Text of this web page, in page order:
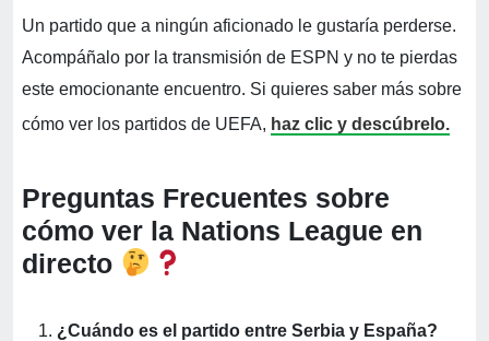
Un partido que a ningún aficionado le gustaría perderse.
Acompáñalo por la transmisión de ESPN y no te pierdas
este emocionante encuentro. Si quieres saber más sobre
cómo ver los partidos de UEFA, haz clic y descúbrelo.
Preguntas Frecuentes sobre
cómo ver la Nations League en
directo
¿Cuándo es el partido entre Serbia y España?